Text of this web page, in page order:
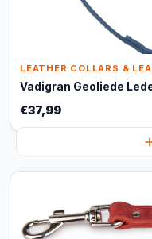
LEATHER COLLARS &
Vadigran Geoliede
€37,99